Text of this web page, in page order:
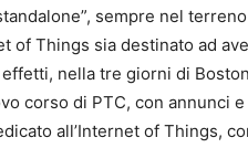
sempre nel
of Things sia destinato ad
nella tre giorni di
corso di PTC, con annunci
all’Internet of Things,